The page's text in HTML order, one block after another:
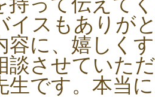
イスもありが
容に、嬉しく
談させていた
生です。本当